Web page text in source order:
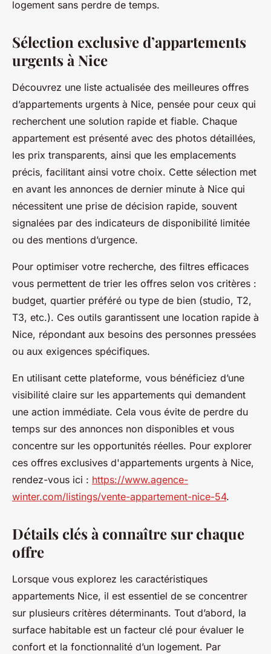
logement sans perdre de temps.
Sélection exclusive d’appartements
urgents à Nice
Découvrez une liste actualisée des meilleures offres
d’appartements urgents à Nice, pensée pour ceux qui
recherchent une solution rapide et fiable. Chaque
appartement est présenté avec des photos détaillées,
les prix transparents, ainsi que les emplacements
précis, facilitant ainsi votre choix. Cette sélection met
en avant les annonces de dernier minute à Nice qui
nécessitent une prise de décision rapide, souvent
signalées par des indicateurs de disponibilité limitée
ou des mentions d’urgence.
Pour optimiser votre recherche, des filtres efficaces
vous permettent de trier les offres selon vos critères :
budget, quartier préféré ou type de bien (studio, T2,
T3, etc.). Ces outils garantissent une location rapide à
Nice, répondant aux besoins des personnes pressées
ou aux exigences spécifiques.
En utilisant cette plateforme, vous bénéficiez d’une
visibilité claire sur les appartements qui demandent
une action immédiate. Cela vous évite de perdre du
temps sur des annonces non disponibles et vous
concentre sur les opportunités réelles. Pour explorer
ces offres exclusives d'appartements urgents à Nice,
rendez-vous ici : https://www.agence-
winter.com/listings/vente-appartement-nice-54.
Détails clés à connaître sur chaque
offre
Lorsque vous explorez les caractéristiques
appartements Nice, il est essentiel de se concentrer
sur plusieurs critères déterminants. Tout d’abord, la
surface habitable est un facteur clé pour évaluer le
confort et la fonctionnalité d’un logement. Par